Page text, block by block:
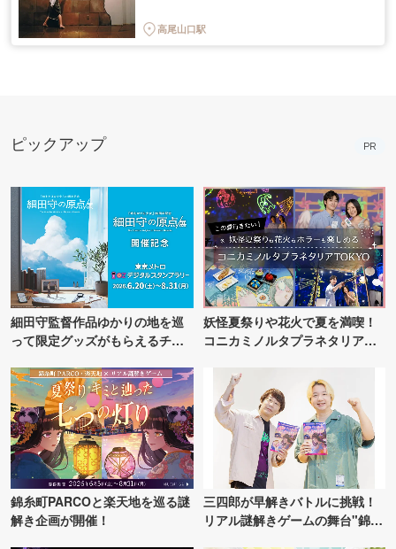
高尾山口駅
ピックアップ PR
細田守監督作品ゆかりの地を巡
って限定グッズがもらえるチャ
妖怪夏祭りや花火で夏を満喫！
コニカミノルタプラネタリア
錦糸町PARCOと楽天地を巡る謎
解き企画が開催！
三四郎が早解きバトルに挑戦！
リアル謎解きゲームの舞台"錦糸